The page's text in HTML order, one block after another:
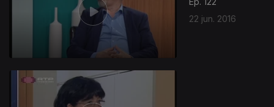
22 jun. 2016
240450